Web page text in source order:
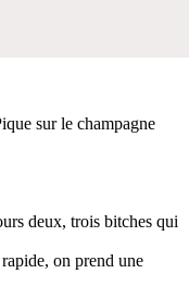
sur le champagne
deux, trois bitches qui
on prend une